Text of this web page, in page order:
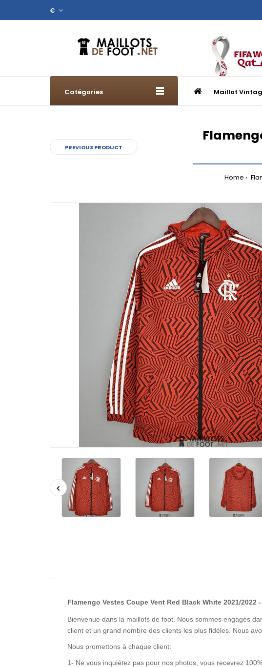
€
Catégories Maillot
PREVIOUS PRODUCT
Home
Flamengo Vestes Coupe Vent Red Black White 2021/
Bienvenue dans la maillots de foot. Nous sommes engagés
client et un grand nombre des clients les plus fidèles. Nous
Nous promettons à chaque client:
1- Ne vous inquiétez pas pour nos photos, vous recevrez